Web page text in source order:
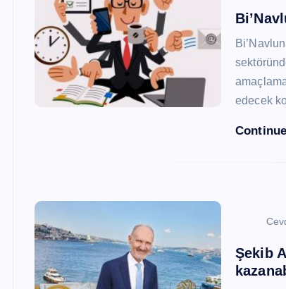
edecek
Şekib